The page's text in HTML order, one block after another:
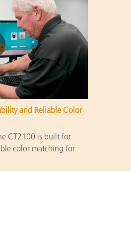
and Reliable Color
CT2100 is built for
color matching for